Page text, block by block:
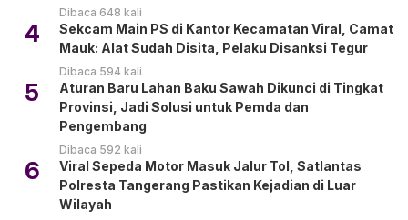
Dibaca 648 kali
4
Sekcam Main PS di Kantor Kecamatan Viral, Camat
Mauk: Alat Sudah Disita, Pelaku Disanksi Tegur
Dibaca 594 kali
5
Aturan Baru Lahan Baku Sawah Dikunci di Tingkat
Provinsi, Jadi Solusi untuk Pemda dan
Pengembang
Dibaca 592 kali
6
Viral Sepeda Motor Masuk Jalur Tol, Satlantas
Polresta Tangerang Pastikan Kejadian di Luar
Wilayah